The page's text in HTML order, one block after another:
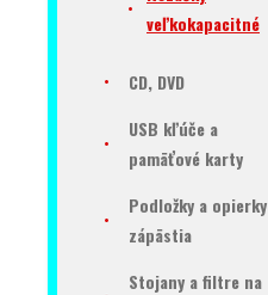
veľkokapacitné
CD, DVD
USB kľúče a
pamäťové karty
Podložky a opierky
zápästia
Stojany a filtre na